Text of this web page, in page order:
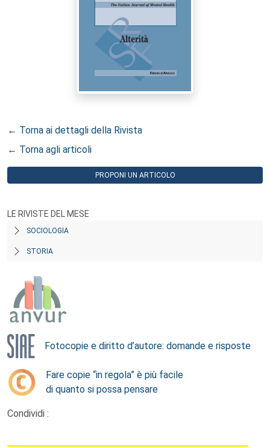
← Torna ai dettagli della Rivista
← Torna agli articoli
PROPONI UN ARTICOLO
LE RIVISTE DEL MESE
SOCIOLOGIA
STORIA
Fotocopie e diritto d’autore: domande e risposte
Fare copie “in regola” è più facile
di quanto si possa pensare
Condividi :